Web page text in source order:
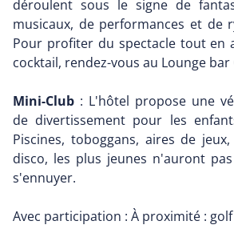
déroulent sous le signe de
musicaux, de performances et de
Pour profiter du spectacle tout en
cocktail, rendez-vous au Lounge bar
Mini-Club : L'hôtel propose une
de divertissement pour les
Piscines, toboggans, aires de
disco, les plus jeunes n'auront
s'ennuyer.
Avec participation : À proximité :